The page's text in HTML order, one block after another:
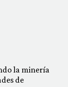
la minería
de